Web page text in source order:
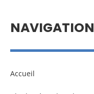
NAVIGATION
Accueil